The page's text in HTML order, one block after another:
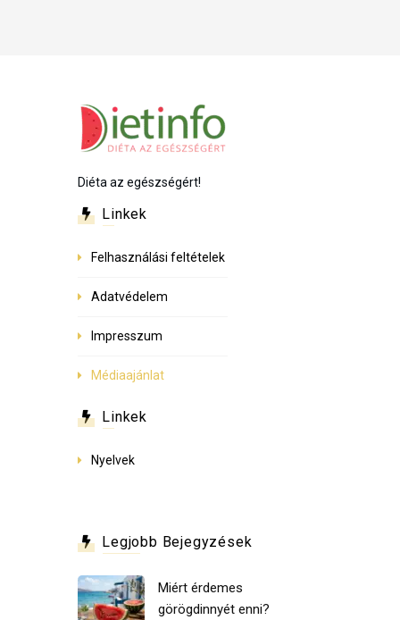
Diéta az egészségért!
Linkek
Felhasználási feltételek
Adatvédelem
Impresszum
Médiaajánlat
Linkek
Nyelvek
Legjobb Bejegyzések
Miért érdemes
görögdinnyét enni?